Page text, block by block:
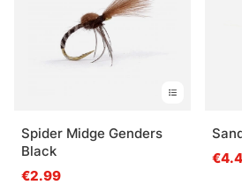
Spider Midge Genders
Black
€2.99